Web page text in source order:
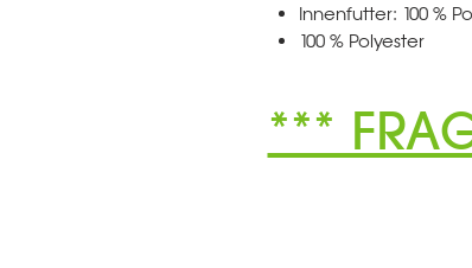
Innenfutter: 100 %
100 % Polyester
***